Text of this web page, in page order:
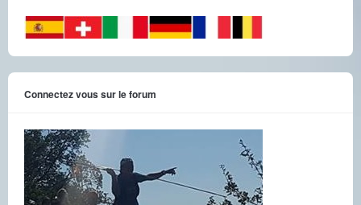
Connectez vous sur le forum